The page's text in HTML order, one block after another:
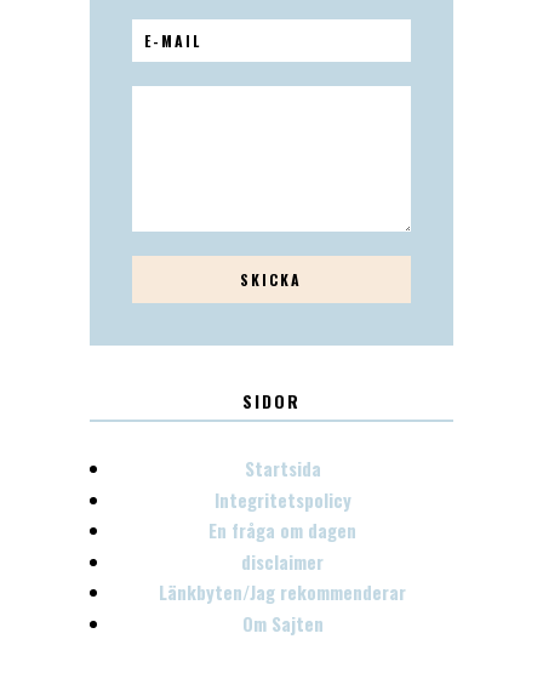
SIDOR
Startsida
Integritetspolicy
En fråga om dagen
disclaimer
Länkbyten/Jag rekommenderar
Om Sajten